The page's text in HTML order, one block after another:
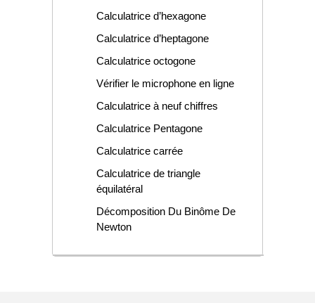
Calculatrice d’hexagone
Calculatrice d’heptagone
Calculatrice octogone
Vérifier le microphone en ligne
Calculatrice à neuf chiffres
Calculatrice Pentagone
Calculatrice carrée
Calculatrice de triangle
équilatéral
Décomposition Du Binôme De
Newton